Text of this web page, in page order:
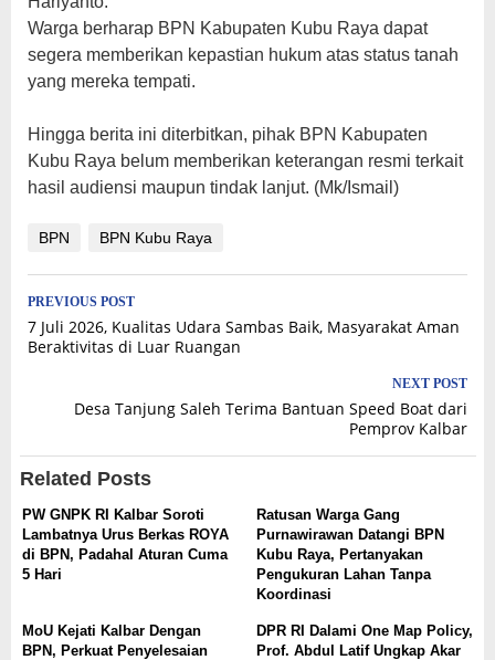
‎Warga berharap BPN Kabupaten Kubu Raya dapat
segera memberikan kepastian hukum atas status tanah
yang mereka tempati.
‎Hingga berita ini diterbitkan, pihak BPN Kabupaten
Kubu Raya belum memberikan keterangan resmi terkait
hasil audiensi maupun tindak lanjut. (Mk/Ismail)
BPN BPN Kubu Raya
Post
navigation
PREVIOUS POST
7 Juli 2026, Kualitas Udara Sambas Baik, Masyarakat Aman
Beraktivitas di Luar Ruangan
NEXT POST
Desa Tanjung Saleh Terima Bantuan Speed Boat dari
Pemprov Kalbar
Related Posts
PW GNPK RI Kalbar Soroti
Lambatnya Urus Berkas ROYA
di BPN, Padahal Aturan Cuma
5 Hari
Ratusan Warga Gang
Purnawirawan Datangi BPN
Kubu Raya, Pertanyakan
Pengukuran Lahan Tanpa
Koordinasi
MoU Kejati Kalbar Dengan
BPN, Perkuat Penyelesaian
DPR RI Dalami One Map Policy,
Prof. Abdul Latif Ungkap Akar